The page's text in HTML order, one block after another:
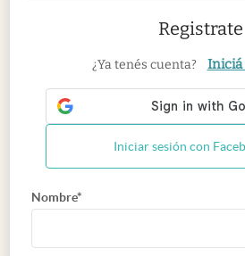
Registrate
¿Ya tenés cuenta? Iniciá
Iniciar sesión con
Nombre*